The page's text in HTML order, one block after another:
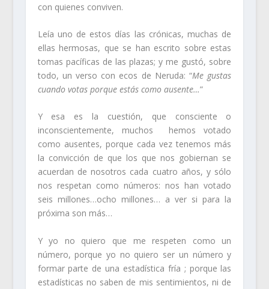
con quienes conviven.
Leía uno de estos días las crónicas, muchas de
ellas hermosas, que se han escrito sobre estas
tomas pacíficas de las plazas; y me gustó, sobre
todo, un verso con ecos de Neruda: “Me gustas
cuando votas porque estás como ausente…”
Y esa es la cuestión, que consciente o
inconscientemente, muchos hemos votado
como ausentes, porque cada vez tenemos más
la convicción de que los que nos gobiernan se
acuerdan de nosotros cada cuatro años, y sólo
nos respetan como números: nos han votado
seis millones…ocho millones… a ver si para la
próxima son más…
Y yo no quiero que me respeten como un
número, porque yo no quiero ser un número y
formar parte de una estadística fría ; porque las
estadísticas no saben de mis sentimientos, ni de